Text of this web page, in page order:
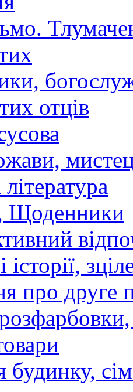
отців
Щоденники
про друге
будинку,